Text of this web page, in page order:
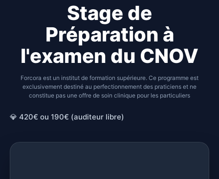
Stage de
Préparation à
l'examen du CNOV
Forcora est un institut de formation supérieure. Ce programme est
exclusivement destiné au perfectionnement des praticiens et ne
constitue pas une offre de soin clinique pour les particuliers
💎 420€ ou 190€ (auditeur libre)